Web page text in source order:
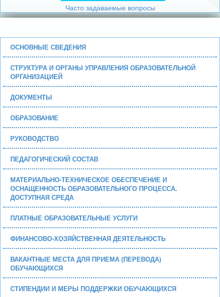
Часто задаваемые вопросы
ОСНОВНЫЕ СВЕДЕНИЯ
СТРУКТУРА И ОРГАНЫ УПРАВЛЕНИЯ ОБРАЗОВАТЕЛЬНОЙ
ОРГАНИЗАЦИЕЙ
ДОКУМЕНТЫ
ОБРАЗОВАНИЕ
РУКОВОДСТВО
ПЕДАГОГИЧЕСКИЙ СОСТАВ
МАТЕРИАЛЬНО-ТЕХНИЧЕСКОЕ ОБЕСПЕЧЕНИЕ И
ОСНАЩЕННОСТЬ ОБРАЗОВАТЕЛЬНОГО ПРОЦЕССА.
ДОСТУПНАЯ СРЕДА
ПЛАТНЫЕ ОБРАЗОВАТЕЛЬНЫЕ УСЛУГИ
ФИНАНСОВО-ХОЗЯЙСТВЕННАЯ ДЕЯТЕЛЬНОСТЬ
ВАКАНТНЫЕ МЕСТА ДЛЯ ПРИЕМА (ПЕРЕВОДА)
ОБУЧАЮЩИХСЯ
СТИПЕНДИИ И МЕРЫ ПОДДЕРЖКИ ОБУЧАЮЩИХСЯ